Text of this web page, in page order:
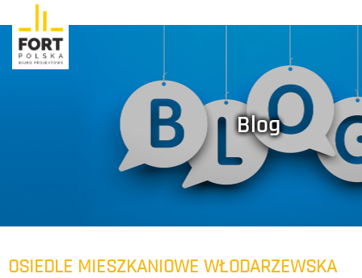
Blog
OSIEDLE MIESZKANIOWE WŁODARZEWSKA